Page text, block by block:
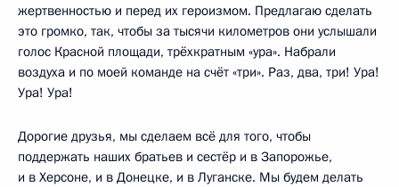
жертвенностью и перед их героизмом. Предлагаю сделать
это громко, так, чтобы за тысячи километров они услышали
голос Красной площади, трёхкратным «ура». Набрали
воздуха и по моей команде на счёт «три». Раз, два, три! Ура!
Ура! Ура!
Дорогие друзья, мы сделаем всё для того, чтобы
поддержать наших братьев и сестёр и в Запорожье,
и в Херсоне, и в Донецке, и в Луганске. Мы будем делать